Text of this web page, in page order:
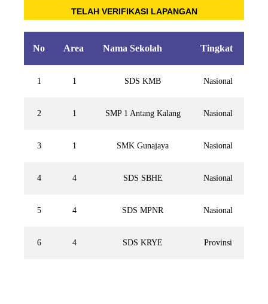
TELAH VERIFIKASI LAPANGAN
No Area Nama Sekolah Tingkat
1 1 SDS KMB Nasional
2 1 SMP 1 Antang Kalang Nasional
3 1 SMK Gunajaya Nasional
4 4 SDS SBHE Nasional
5 4 SDS MPNR Nasional
6 4 SDS KRYE Provinsi